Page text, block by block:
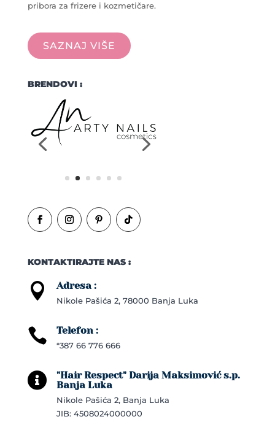
pribora za frizere i kozmetičare.
SAZNAJ VIŠE
BRENDOVI :
KONTAKTIRAJTE NAS :
 Adresa :
Nikole Pašića 2, 78000 Banja Luka
 Telefon :
*387 66 776 666

"Hair Respect" Darija Maksimović s.p.
Banja Luka
Nikole Pašića 2, Banja Luka
JIB: 4508024000000